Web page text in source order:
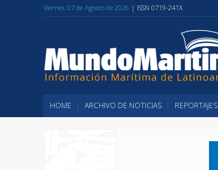
Viernes, 07 de Agosto de 2026 | ISSN 0719-241X
HOME ARCHIVO DE NOTICIAS REPORTAJES